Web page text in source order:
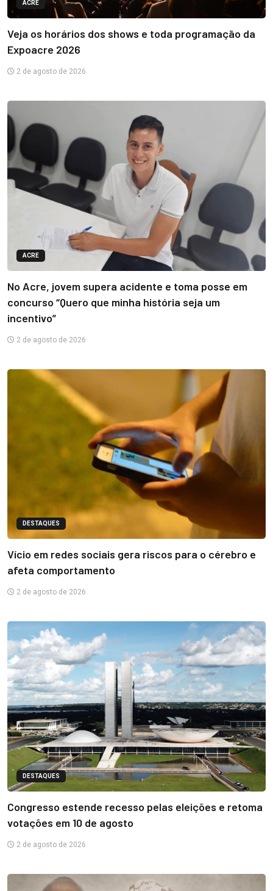
ACRE
Veja os horários dos shows e toda programação da
Expoacre 2026
2 de agosto de 2026
ACRE
No Acre, jovem supera acidente e toma posse em
concurso “Quero que minha história seja um
incentivo”
2 de agosto de 2026
DESTAQUES
Vício em redes sociais gera riscos para o cérebro e
afeta comportamento
2 de agosto de 2026
DESTAQUES
Congresso estende recesso pelas eleições e retoma
votações em 10 de agosto
2 de agosto de 2026